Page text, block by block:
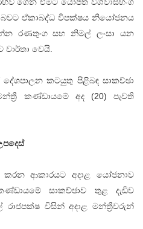
ඒකාබද්ධ විපක්ෂය නියෝජනය
රණතුංග සහ නිමල් ලංසා යන
වෙයි.
කටයුතු පිළිබඳ සාකච්ඡා
කණ්ඩායමේ අද (20) පැවති
කරන ආකාරයට අදාළ යෝජනාව
සාකච්ඡාව තුළ දැඩිව
විසින් අදාළ මන්ත්‍රීවරුන්